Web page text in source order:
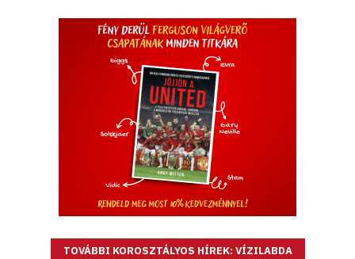
TOVÁBBI KOROSZTÁLYOS HÍREK: VÍZILABDA